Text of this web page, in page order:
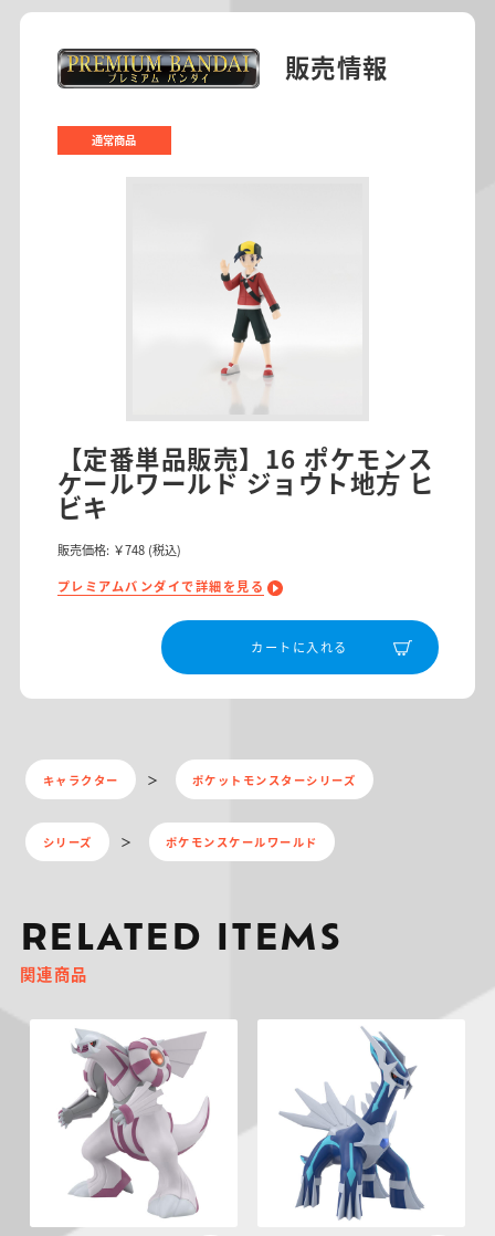
販売情報
通常商品
【定番単品販売】16 ポケモンス
ケールワールド ジョウト地方 ヒ
ビキ
販売価格: ￥748 (税込)
プレミアムバンダイで詳細を見る
カートに入れる
キャラクター ポケットモンスターシリーズ
シリーズ ポケモンスケールワールド
RELATED ITEMS
関連商品